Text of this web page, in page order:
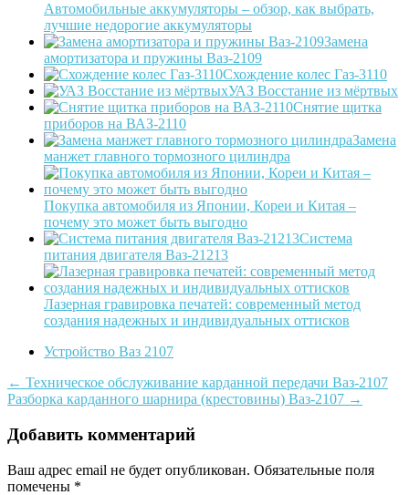
Автомобильные аккумуляторы – обзор, как выбрать,
лучшие недорогие аккумуляторы
Замена
амортизатора и пружины Ваз-2109
Схождение колес Газ-3110
УАЗ Восстание из мёртвых
Снятие щитка
приборов на ВАЗ-2110
Замена
манжет главного тормозного цилиндра
Покупка автомобиля из Японии, Кореи и Китая –
почему это может быть выгодно
Система
питания двигателя Ваз-21213
Лазерная гравировка печатей: современный метод
создания надежных и индивидуальных оттисков
Устройство Ваз 2107
Post
navigation
← Техническое обслуживание карданной передачи Ваз-2107
Разборка карданного шарнира (крестовины) Ваз-2107 →
Добавить комментарий
Ваш адрес email не будет опубликован. Обязательные поля
помечены *